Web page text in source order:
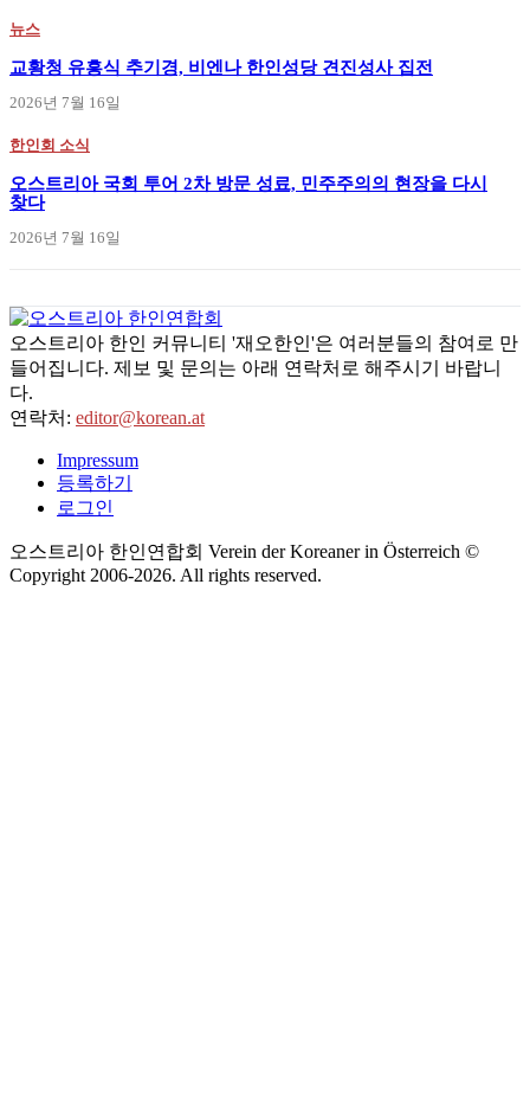
뉴스
교황청 유흥식 추기경, 비엔나 한인성당 견진성사 집전
2026년 7월 16일
한인회 소식
오스트리아 국회 투어 2차 방문 성료, 민주주의의 현장을 다시
찾다
2026년 7월 16일
오스트리아 한인 커뮤니티 '재오한인'은 여러분들의 참여로 만
들어집니다. 제보 및 문의는 아래 연락처로 해주시기 바랍니
다.
연락처: editor@korean.at
Impressum
등록하기
로그인
오스트리아 한인연합회 Verein der Koreaner in Österreich ©
Copyright 2006-2026. All rights reserved.